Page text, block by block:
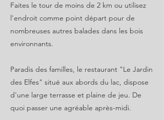
Faites le tour de moins de 2 km ou utilisez
l'endroit comme point départ pour de
nombreuses autres balades dans les bois
environnants.
Paradis des familles, le restaurant "Le Jardin
des Elfes" situé aux abords du lac, dispose
d'une large terrasse et plaine de jeu. De
quoi passer une agréable après-midi.